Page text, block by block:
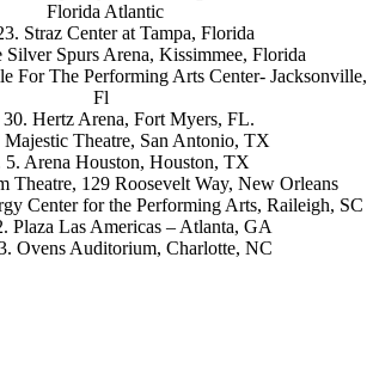
Florida Atlantic
Straz Center at Tampa, Florida
Spurs Arena, Kissimmee, Florida
For The Performing Arts Center- Jacksonville,
Fl
Hertz Arena, Fort Myers, FL.
Theatre, San Antonio, TX
Arena Houston, Houston, TX
Theatre, 129 Roosevelt Way, New Orleans
Center for the Performing Arts, Raileigh, SC
Plaza Las Americas – Atlanta, GA
Ovens Auditorium, Charlotte, NC